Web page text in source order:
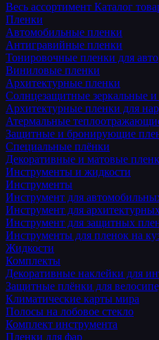
Весь ассортимент Каталог
Пленки
Автомобильные пленки
Антигравийные пленки
Тонировочные пленки для авто
Виниловые пленки
Архитектурные пленки
Солнцезащитные зеркальные
Архитектурные пленки для
Атермальные
Защитные и бронирующие
Специальные плёнки
Декоративные и матовые
Инструменты и жидкости
Инструменты
Инструмент для
Инструмент для
Инструмент для защитных
Инструменты для пленок на
Жидкости
Комплекты
Декоративные наклейки для
Защитные плёнки для
Климатические карты мира
Полосы на лобовое стекло
Комплект инструмента
Пленки для фар